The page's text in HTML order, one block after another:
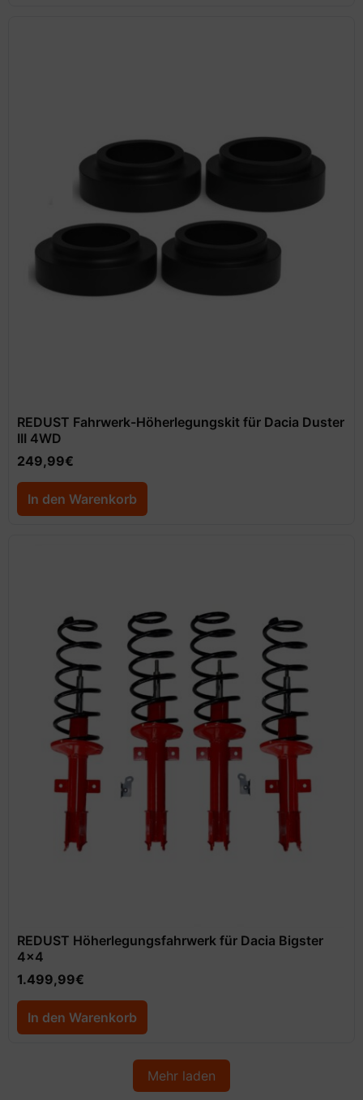
REDUST Fahrwerk-Höherlegungskit für Dacia Duster
III 4WD
249,99€
In den Warenkorb
REDUST Höherlegungsfahrwerk für Dacia Bigster
4×4
1.499,99€
In den Warenkorb
Mehr laden